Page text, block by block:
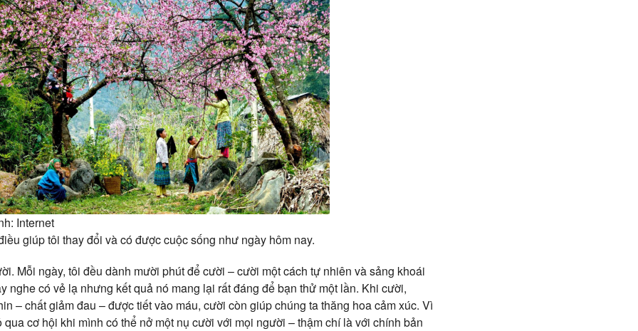
Internet
giúp tôi thay đổi và có được cuộc sống như ngày hôm nay.
Mỗi ngày, tôi đều dành mười phút để cười – cười một cách tự nhiên và sảng khoái
nghe có vẻ lạ nhưng kết quả nó mang lại rất đáng để bạn thử một lần. Khi cười,
– chất giảm đau – được tiết vào máu, cười còn giúp chúng ta thăng hoa cảm xúc. Vì
cơ hội khi mình có thể nở một nụ cười với mọi người – thậm chí là với chính bản